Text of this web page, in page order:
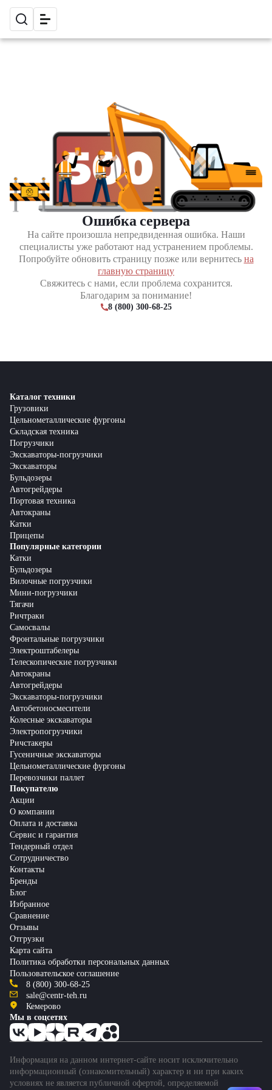
Ошибка сервера
На сайте произошла непредвиденная ошибка. Наши
специалисты уже работают над устранением проблемы.
Попробуйте обновить страницу позже или вернитесь на
главную страницу
Свяжитесь с нами, если проблема сохранится.
Благодарим за понимание!
8 (800) 300-68-25
Каталог техники
Грузовики
Цельнометаллические фургоны
Складская техника
Погрузчики
Экскаваторы-погрузчики
Экскаваторы
Бульдозеры
Автогрейдеры
Портовая техника
Автокраны
Катки
Прицепы
Популярные категории
Катки
Бульдозеры
Вилочные погрузчики
Мини-погрузчики
Тягачи
Ричтраки
Самосвалы
Фронтальные погрузчики
Электроштабелеры
Телескопические погрузчики
Автокраны
Автогрейдеры
Экскаваторы-погрузчики
Автобетоносмесители
Колесные экскаваторы
Электропогрузчики
Ричстакеры
Гусеничные экскаваторы
Цельнометаллические фургоны
Перевозчики паллет
Покупателю
Акции
О компании
Оплата и доставка
Сервис и гарантия
Тендерный отдел
Сотрудничество
Контакты
Бренды
Блог
Избранное
Сравнение
Отзывы
Отгрузки
Карта сайта
Политика обработки персональных данных
Пользовательское соглашение
8 (800) 300-68-25
sale@centr-teh.ru
Кемерово
Мы в соцсетях
Информация на данном интернет-сайте носит исключительно
информационный (ознакомительный) характер и ни при каких
условиях не является публичной офертой, определяемой